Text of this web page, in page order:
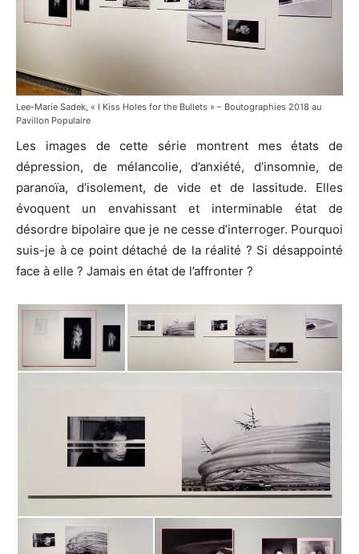
Lee-Marie Sadek, « I Kiss Holes for the Bullets » – Boutographies 2018 au
Pavillon Populaire
Les images de cette série montrent mes états de
dépression, de mélancolie, d’anxiété, d’insomnie, de
paranoïa, d’isolement, de vide et de lassitude. Elles
évoquent un envahissant et interminable état de
désordre bipolaire que je ne cesse d’interroger. Pourquoi
suis-je à ce point détaché de la réalité ? Si désappointé
face à elle ? Jamais en état de l’affronter ?